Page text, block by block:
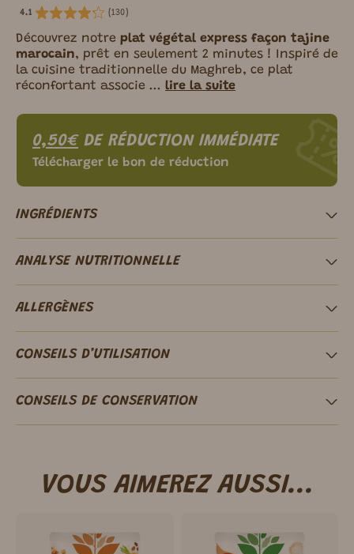
4.1 (130)
Découvrez notre plat végétal express façon tajine
marocain, prêt en seulement 2 minutes ! Inspiré de
la cuisine traditionnelle du Maghreb, ce plat
réconfortant associe ... lire la suite
0,50€DE RÉDUCTION IMMÉDIATE
Télécharger le bon de réduction
INGRÉDIENTS
ANALYSE NUTRITIONNELLE
ALLERGÈNES
CONSEILS D’UTILISATION
CONSEILS DE CONSERVATION
VOUS AIMEREZ AUSSI...